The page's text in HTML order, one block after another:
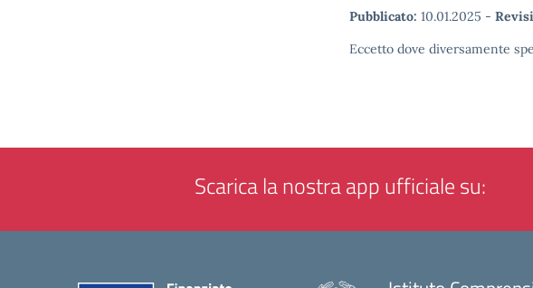
Pubblicato: 10.01.2025 -
Eccetto dove diversamente
Scarica la nostra app ufficiale su: